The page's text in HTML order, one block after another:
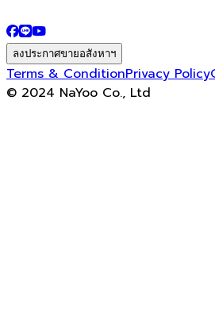
ลงประกาศขายอสังหาฯ
Terms & ConditionPrivacy Policy
© 2024 NaYoo Co., Ltd